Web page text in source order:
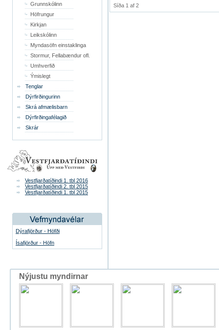
Grunnskólinn
Höfrungur
Kirkjan
Leikskólinn
Myndasöfn einstaklinga
Stormur, Fellabændur ofl.
Umhverfið
Ýmislegt
Tenglar
Dýrfirðingurinn
Skrá afmælisbarn
Dýrfirðingafélagið
Skrár
Vestfjarðatíðindi 1. tbl 2016
Vestfjarðatíðindi 2. tbl 2015
Vestfjarðatíðindi 1. tbl 2015
Dýrafjörður - Höfði
Ísafjörður - Höfn
Síða 1 af 2
Nýjustu myndirnar